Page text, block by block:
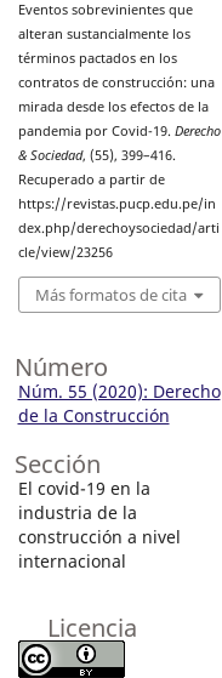
Eventos sobrevinientes que
alteran sustancialmente los
términos pactados en los
contratos de construcción: una
mirada desde los efectos de la
pandemia por Covid-19. Derecho
& Sociedad, (55), 399–416.
Recuperado a partir de
https://revistas.pucp.edu.pe/in
dex.php/derechoysociedad/arti
cle/view/23256
Más formatos de cita
Número
Núm. 55 (2020): Derecho
de la Construcción
Sección
El covid-19 en la
industria de la
construcción a nivel
internacional
Licencia